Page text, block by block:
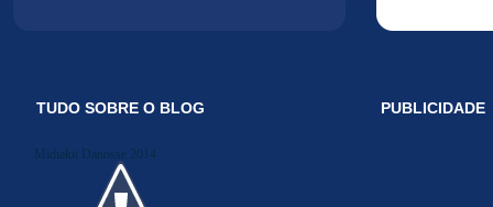
TUDO SOBRE O BLOG
Midiakit Danosse 2014
PUBLICIDADE